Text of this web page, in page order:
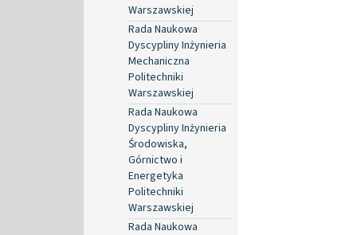
Warszawskiej
Rada Naukowa
Dyscypliny Inżynieria
Mechaniczna
Politechniki
Warszawskiej
Rada Naukowa
Dyscypliny Inżynieria
Środowiska,
Górnictwo i
Energetyka
Politechniki
Warszawskiej
Rada Naukowa